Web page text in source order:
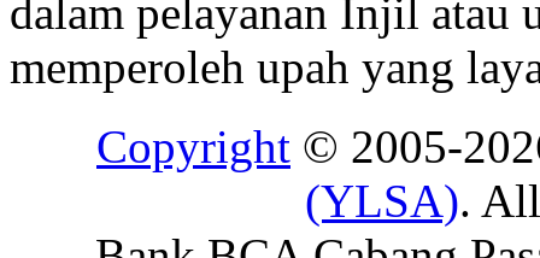
dalam pelayanan Injil atau
memperoleh upah yang
Copyright © 2005-
(YLSA).